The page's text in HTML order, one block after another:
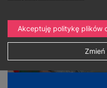
Zmień
Akceptuję politykę plików